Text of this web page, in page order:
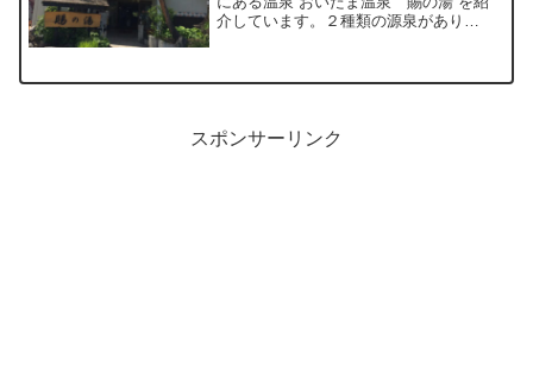
介しています。２種類の源泉があり
スポンサーリンク